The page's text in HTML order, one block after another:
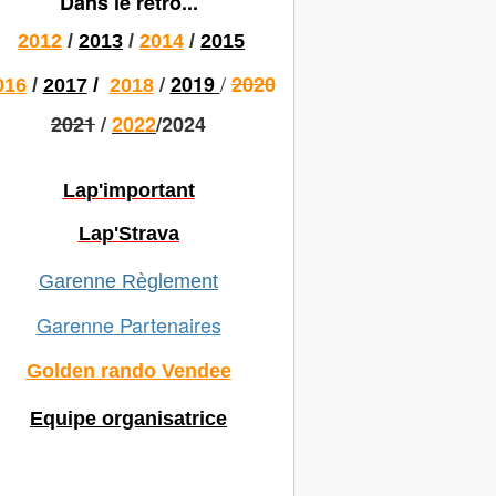
2012 / 2013 / 2014 / 2015
/ 2017/ 2018 / 2019 /2020
2021/2022/2024
Lap'important
Lap'Strava
Garenne Règlement
Garenne Partenaires
Golden rando Vendee
Equipe organisatrice